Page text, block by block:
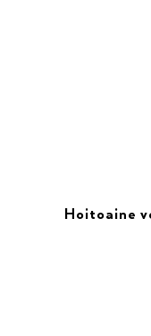
Hoitoaine